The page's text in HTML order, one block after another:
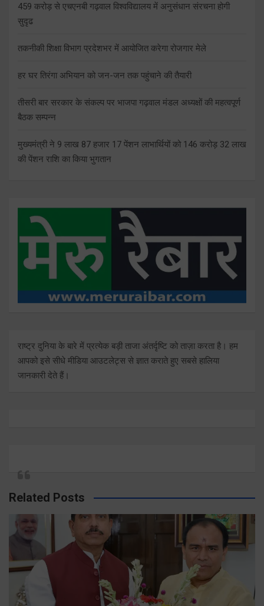
459 करोड़ से एचएनबी गढ़वाल विश्वविद्यालय में अनुसंधान संरचना होगी
सुदृढ
तकनीकी शिक्षा विभाग प्रदेशभर में आयोजित करेगा रोजगार मेले
हर घर तिरंगा अभियान को जन-जन तक पहुंचाने की तैयारी
तीसरी बार सरकार के संकल्प पर भाजपा गढ़वाल मंडल अध्यक्षों की महत्वपूर्ण
बैठक सम्पन्न
मुख्यमंत्री ने 9 लाख 87 हजार 17 पेंशन लाभार्थियों को 146 करोड़ 32 लाख
की पेंशन राशि का किया भुगतान
राष्ट्र दुनिया के बारे में प्रत्येक बड़ी ताजा अंतर्दृष्टि को ताज़ा करता है। हम
आपको इसे सीधे मीडिया आउटलेट्स से ज्ञात कराते हुए सबसे हालिया
जानकारी देते हैं।
Related Posts